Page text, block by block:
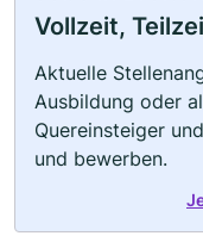
Vollzeit,
Aktuelle
Ausbildung oder
Quereinsteiger
und bewerben.